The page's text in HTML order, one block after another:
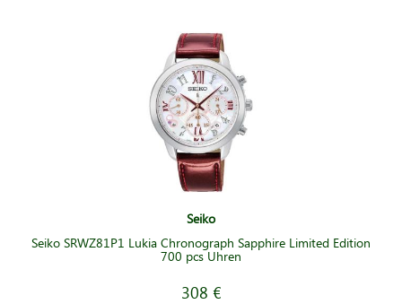
Seiko
Seiko SRWZ81P1 Lukia Chronograph Sapphire Limited Edition
700 pcs Uhren
308 €